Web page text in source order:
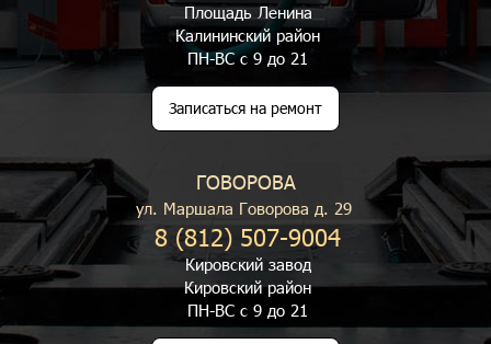
Площадь Ленина
Калининский район
ПН-ВС с 9 до 21
Записаться на ремонт
ГОВОРОВА
ул. Маршала Говорова д. 29
8 (812) 507-9004
Кировский завод
Кировский район
ПН-ВС с 9 до 21